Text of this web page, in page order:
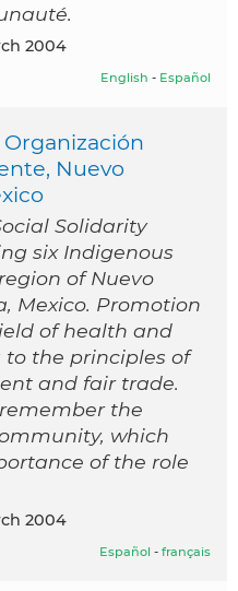
2004
English - Español
Nuevo
Solidarity
six Indigenous
of Nuevo
Mexico. Promotion
of health and
to the principles of
and fair trade.
the
which
of the role
2004
Español - français